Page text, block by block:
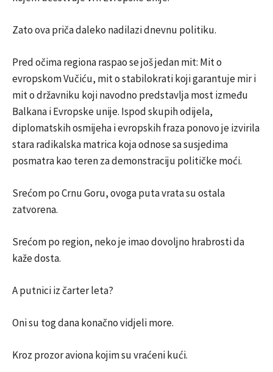
Zato ova priča daleko nadilazi dnevnu politiku.
Pred očima regiona raspao se još jedan mit: Mit o
evropskom Vučiću, mit o stabilokrati koji garantuje mir i
mit o državniku koji navodno predstavlja most između
Balkana i Evropske unije. Ispod skupih odijela,
diplomatskih osmijeha i evropskih fraza ponovo je izvirila
stara radikalska matrica koja odnose sa susjedima
posmatra kao teren za demonstraciju političke moći.
Srećom po Crnu Goru, ovoga puta vrata su ostala
zatvorena.
Srećom po region, neko je imao dovoljno hrabrosti da
kaže dosta.
A putnici iz čarter leta?
Oni su tog dana konačno vidjeli more.
Kroz prozor aviona kojim su vraćeni kući.